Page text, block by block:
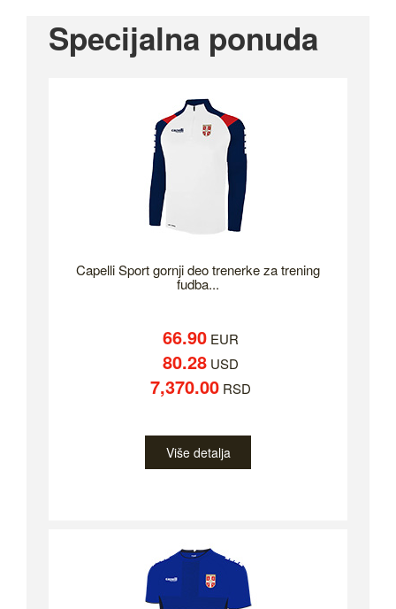
Specijalna ponuda
Capelli Sport gornji deo trenerke za trening
fudba...
66.90EUR
80.28USD
7,370.00RSD
Više detalja